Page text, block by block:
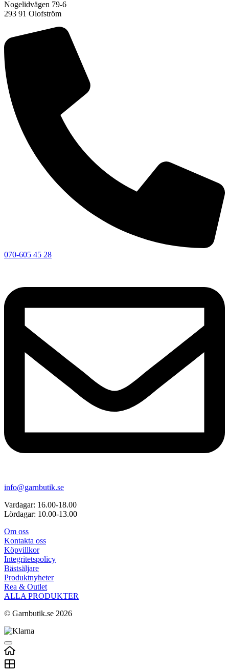
Nogelidvägen 79-6
293 91 Olofström
070-605 45 28
info@garnbutik.se
Vardagar: 16.00-18.00
Lördagar: 10.00-13.00
Om oss
Kontakta oss
Köpvillkor
Integritetspolicy
Bästsäljare
Produktnyheter
Rea & Outlet
ALLA PRODUKTER
© Garnbutik.se 2026